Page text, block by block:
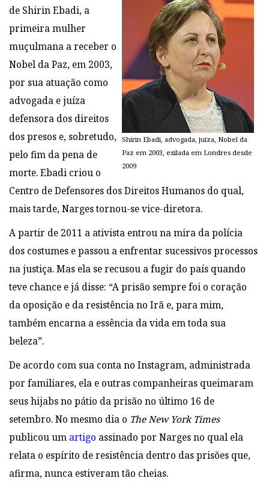
Shirin Ebadi, advogada, juíza, Nobel da
Paz em 2003, exilada em Londres desde
2009
de Shirin Ebadi, a
primeira mulher
muçulmana a receber o
Nobel da Paz, em 2003,
por sua atuação como
advogada e juíza
defensora dos direitos
dos presos e, sobretudo,
pelo fim da pena de
morte. Ebadi criou o
Centro de Defensores dos Direitos Humanos do qual,
mais tarde, Narges tornou-se vice-diretora.
A partir de 2011 a ativista entrou na mira da polícia
dos costumes e passou a enfrentar sucessivos processos
na justiça. Mas ela se recusou a fugir do país quando
teve chance e já disse: “A prisão sempre foi o coração
da oposição e da resistência no Irã e, para mim,
também encarna a essência da vida em toda sua
beleza”.
De acordo com sua conta no Instagram, administrada
por familiares, ela e outras companheiras queimaram
seus hijabs no pátio da prisão no último 16 de
setembro. No mesmo dia o The New York Times
publicou um artigo assinado por Narges no qual ela
relata o espírito de resistência dentro das prisões que,
afirma, nunca estiveram tão cheias.